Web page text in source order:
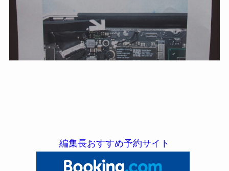
編集長おすすめ予約サイト